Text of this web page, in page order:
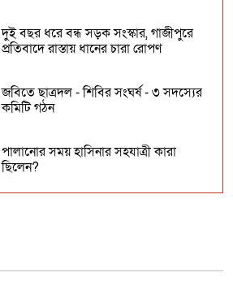
দুই বছর ধরে বন্ধ সড়ক সংস্কার, গাজীপুরে
প্রতিবাদে রাস্তায় ধানের চারা রোপণ
জবিতে ছাত্রদল - শিবির সংঘর্ষ - ৩ সদস্যের
কমিটি গঠন
পালানোর সময় হাসিনার সহযাত্রী কারা
ছিলেন?
ঢাকেশ্বরী মন্দিরে সমলিঙ্গের বিয়ের অভিযোগ: